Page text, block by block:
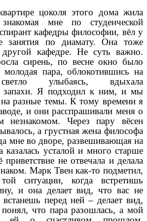
цоколя этого дома жила
мне по студенческой
кафедры философии, вёл у
занятия по диамату. Она тоже
кафедре. Не суть важно.
сирень, по весне окно было
пара, облокотившись на
улыбаясь, вдыхала
запахи. Я подходил к ним, и мы
на разные темы. К тому времени я
и они расспрашивали меня о
незнакомом. Через пару вёсен
а грустная жена философа
мне во дворе, развешивающая на
усталой и много старше
не отвечала и делала
Марк Твен как-то подметил,
ситуации, когда встретишь
и она делает вид, что вас не
встанешь перед ней – делает вид,
что пара разошлась, а мой